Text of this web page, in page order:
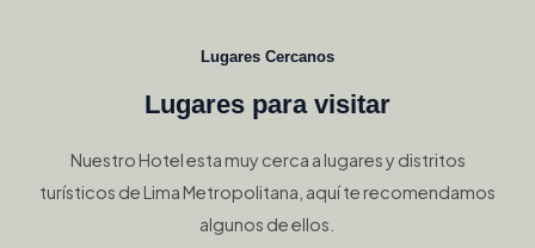
Lugares Cercanos
Lugares para visitar
Nuestro Hotel esta muy cerca a lugares y distritos
turísticos de Lima Metropolitana, aquí te recomendamos
algunos de ellos.